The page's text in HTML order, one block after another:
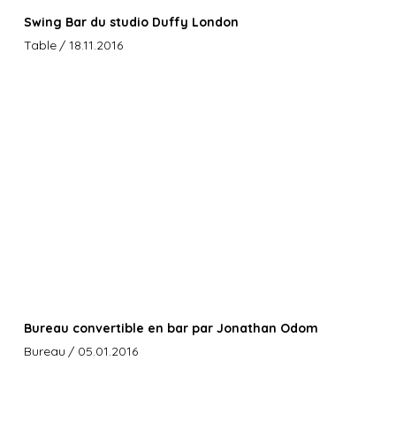
Swing Bar du studio Duffy London
Table / 18.11.2016
Bureau convertible en bar par Jonathan Odom
Bureau / 05.01.2016